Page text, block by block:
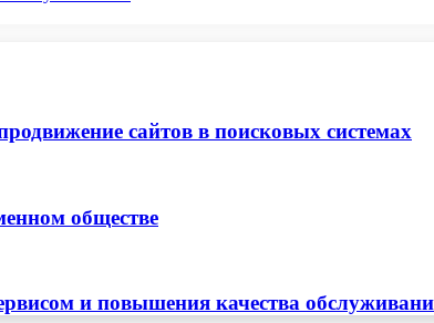
сайтов в поисковых системах
обществе
и повышения качества